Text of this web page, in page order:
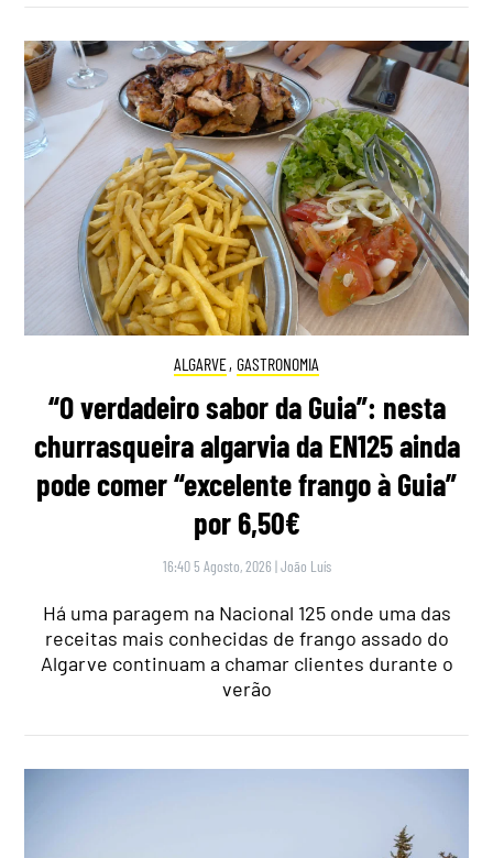
ALGARVE, GASTRONOMIA
“O verdadeiro sabor da Guia”: nesta
churrasqueira algarvia da EN125 ainda
pode comer “excelente frango à Guia”
por 6,50€
16:40 5 Agosto, 2026 |João Luís
Há uma paragem na Nacional 125 onde uma das
receitas mais conhecidas de frango assado do
Algarve continuam a chamar clientes durante o
verão